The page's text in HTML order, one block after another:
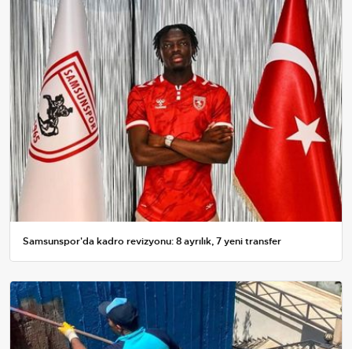
Samsunspor'da kadro revizyonu: 8 ayrılık, 7 yeni transfer